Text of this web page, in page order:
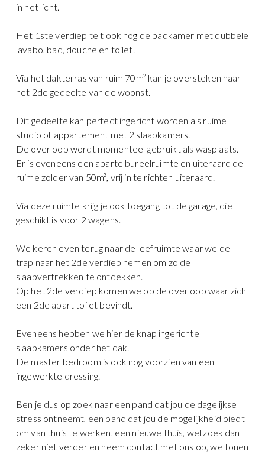
in het licht.
Het 1ste verdiep telt ook nog de badkamer met dubbele
lavabo, bad, douche en toilet.
Via het dakterras van ruim 70m² kan je oversteken naar
het 2de gedeelte van de woonst.
Dit gedeelte kan perfect ingericht worden als ruime
studio of appartement met 2 slaapkamers.
De overloop wordt momenteel gebruikt als wasplaats.
Er is eveneens een aparte bureelruimte en uiteraard de
ruime zolder van 50m², vrij in te richten uiteraard.
Via deze ruimte krijg je ook toegang tot de garage, die
geschikt is voor 2 wagens.
We keren even terug naar de leefruimte waar we de
trap naar het 2de verdiep nemen om zo de
slaapvertrekken te ontdekken.
Op het 2de verdiep komen we op de overloop waar zich
een 2de apart toilet bevindt.
Eveneens hebben we hier de knap ingerichte
slaapkamers onder het dak.
De master bedroom is ook nog voorzien van een
ingewerkte dressing.
Ben je dus op zoek naar een pand dat jou de dagelijkse
stress ontneemt, een pand dat jou de mogelijkheid biedt
om van thuis te werken, een nieuwe thuis, wel zoek dan
zeker niet verder en neem contact met ons op, we tonen